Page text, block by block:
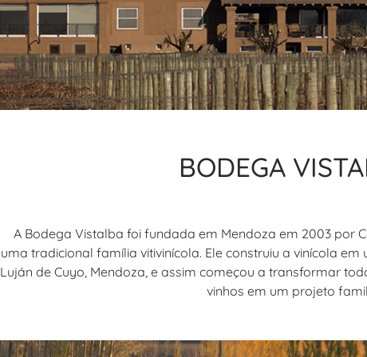
BODEGA
A Bodega Vistalba foi fundada em Mendoza em 2003 por
uma tradicional família vitivinícola. Ele construiu a vinícola
Luján de Cuyo, Mendoza, e assim começou a transformar
vinhos em um projeto